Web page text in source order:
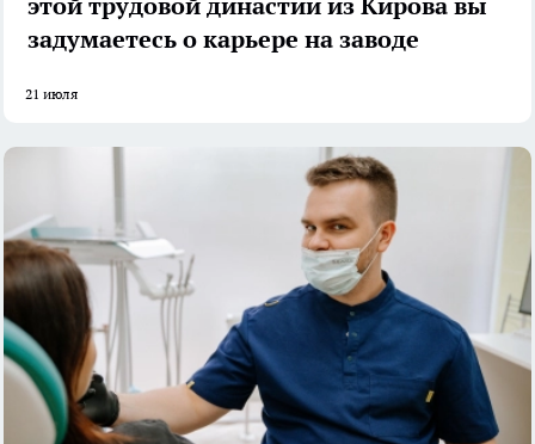
задумаетесь о карьере на заводе
21 июля